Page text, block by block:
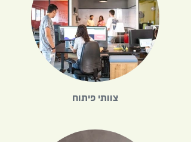
צוותי פיתוח